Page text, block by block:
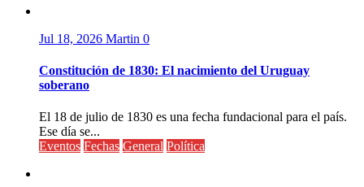
Jul 18, 2026 Martin 0
Constitución de 1830: El nacimiento del Uruguay
soberano
El 18 de julio de 1830 es una fecha fundacional para el país.
Ese día se...
Eventos Fechas General Política